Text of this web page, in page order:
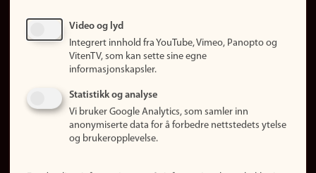
Om nettstedet
Informasjonskapsler
Video og lyd
Integrert innhold fra YouTube, Vimeo, Panopto og
VitenTV, som kan sette sine egne
informasjonskapsler.
Statistikk og analyse
Vi bruker Google Analytics, som samler inn
anonymiserte data for å forbedre nettstedets ytelse
og brukeropplevelse.